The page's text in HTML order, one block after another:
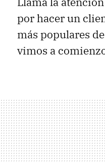
por hacer un
más populares
vimos a